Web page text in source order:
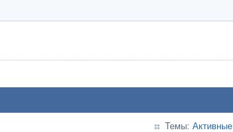
Темы: Активные